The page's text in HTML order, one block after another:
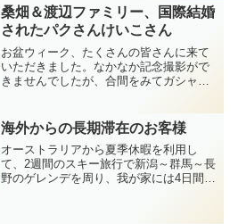
阪からお越しいただいたおじさまがた
は、あと2山登れば、深田...
桑畑＆渡辺ファミリー、国際結婚
されたパクさんけいこさん
お盆ウィーク、たくさんの皆さんに来て
いただきました。なかなか記念撮影がで
きませんでしたが、合間をみてガシャ！
海外からの長期滞在のお客様
オーストラリアから夏季休暇を利用し
て、2週間のスキー旅行で新潟～群馬～長
野のゲレンデを周り、我が家には4日間滞